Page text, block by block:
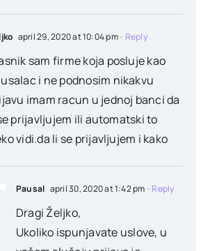
april 29, 2020 at 10:04 pm- Reply
sam firme koja posluje kao
i ne podnosim nikakvu
imam racun u jednoj banci da
prijavljujem ili automatski to
vidi.da li se prijavljujem i kako
Pausal april 30, 2020 at 1:42 pm - Reply
Dragi Željko,
Ukoliko ispunjavate uslove, u